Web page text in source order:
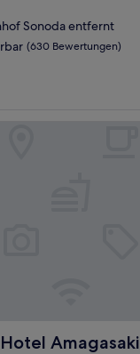
Sonoda entfernt
(630 Bewertungen)
Amagasaki